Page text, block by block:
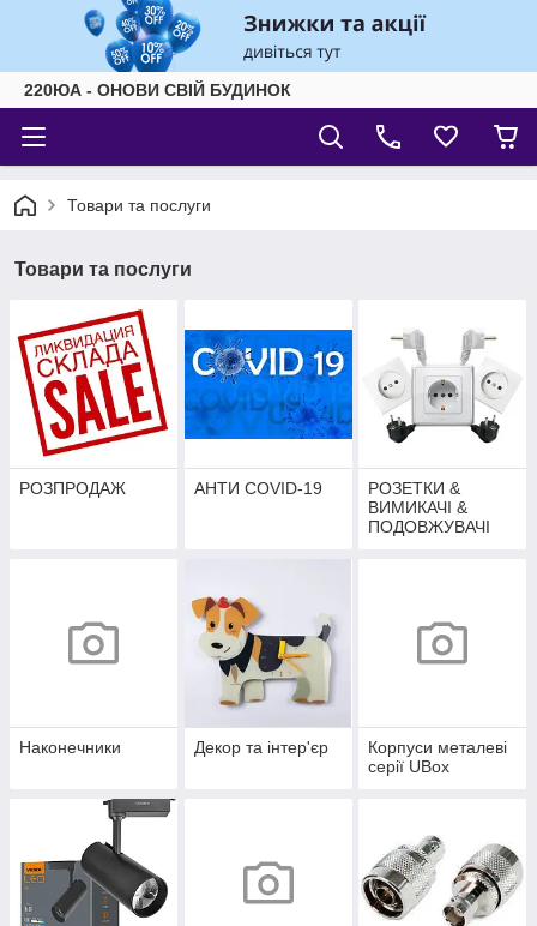
220ЮА - ОНОВИ СВІЙ БУДИНОК
Товари та послуги
Товари та послуги
РОЗПРОДАЖ АНТИ COVID-19
РОЗЕТКИ &
ВИМИКАЧІ &
ПОДОВЖУВАЧІ
Наконечники Декор та інтер'єр
Корпуси металеві
серії UBox